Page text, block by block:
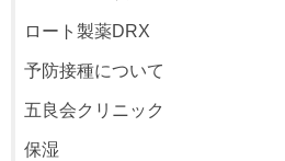
ロート製薬DRX
予防接種について
五良会クリニック
保湿